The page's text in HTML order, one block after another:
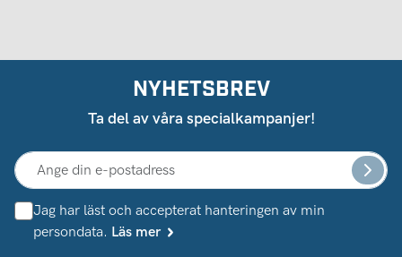
NYHETSBREV
Ta del av våra specialkampanjer!
Jag har läst och accepterat hanteringen av min
persondata. Läs mer